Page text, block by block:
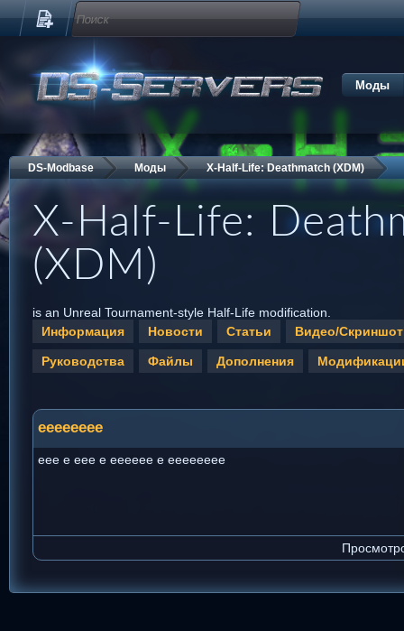
Моды
DS-Modbase Моды X-Half-Life: Deathmatch (XDM)
X-Half-Life:
(XDM)
is an Unreal Tournament-style Half-Life modification.
Информация
Новости Статьи Видео/
Руководства Файлы Дополнения
eeeeeeee
eee e eee e eeeeee e eeeeeeee